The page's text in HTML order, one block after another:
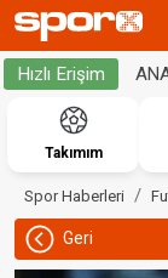
Hızlı Erişim
Takımım
Spor Haberleri
Geri